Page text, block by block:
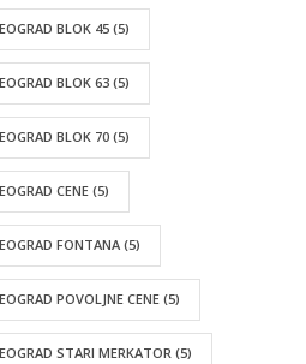
BLOK 45 (5)
BLOK 63 (5)
BLOK 70 (5)
CENE (5)
FONTANA (5)
POVOLJNE CENE (5)
STARI MERKATOR (5)